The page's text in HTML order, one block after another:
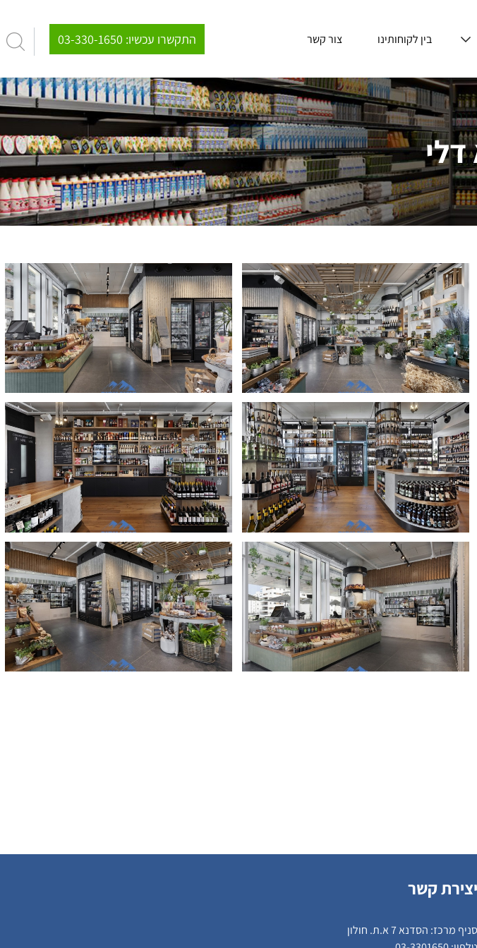
בין לקוחותינו צור קשר 03-330-1650 :התקשרו עכשיו
יצירת קשר
סניף מרכז: הסדנא 7 א.ת. חולון